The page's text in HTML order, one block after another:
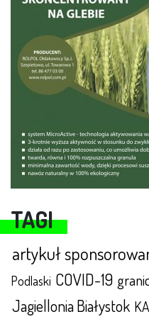
TAGI
artykuł
Podlaski COVID-19
Jagiellonia Białystok